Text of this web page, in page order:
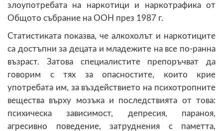
злоупотребата на наркотици и наркотрафика
от
Общото събрание на ООН през 1987 г.
Статистиката показва, че алкохолът и наркотиците
са достъпни за децата и младежите на все по-ранна
възраст. Затова специалистите препоръчват да
говорим с тях за опасностите, които крие
употребата им, за въздействието на психотропните
вещества върху мозъка и последствията от това:
психическа зависимост, депресия, параноя,
агресивно поведение, затруднения с паметта,